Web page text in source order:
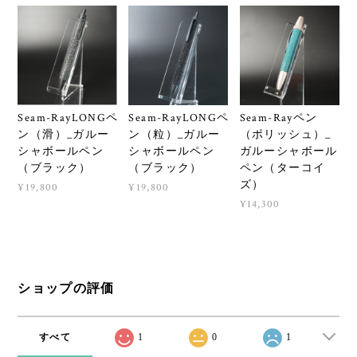
Seam-RayLONGペ
ン（滑）_ガルー
シャボールペン
（ブラック）
¥19,800
Seam-RayLONGペ
ン（粒）_ガルー
シャボールペン
（ブラック）
¥19,800
Seam-Rayペン
（ポリッシュ）_
ガルーシャボール
ペン（ターコイ
ズ）
¥14,300
ショップの評価
すべて 1 0 1